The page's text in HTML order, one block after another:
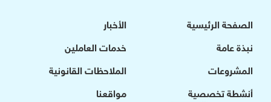
الصفحة الرئيسية
نبذة عامة
المشروعات
أنشطة تخصصية
الأخبار
خدمات العاملين
الملاحظات القانونية
مواقعنا